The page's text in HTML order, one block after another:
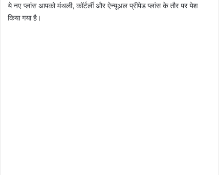
ये नए प्लांस आपको मंथली, कॉर्टर्ली और ऐन्यूअल प्रीपेड प्लांस के तौर पर पेश
किया गया है।